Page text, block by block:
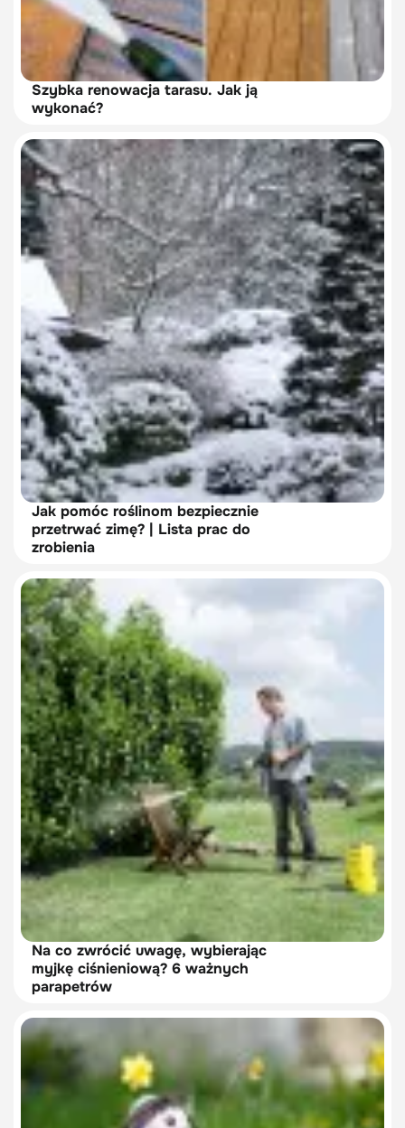
Szybka renowacja tarasu. Jak ją
wykonać?
Jak pomóc roślinom bezpiecznie
przetrwać zimę? | Lista prac do
zrobienia
Na co zwrócić uwagę, wybierając
myjkę ciśnieniową? 6 ważnych
parapetrów